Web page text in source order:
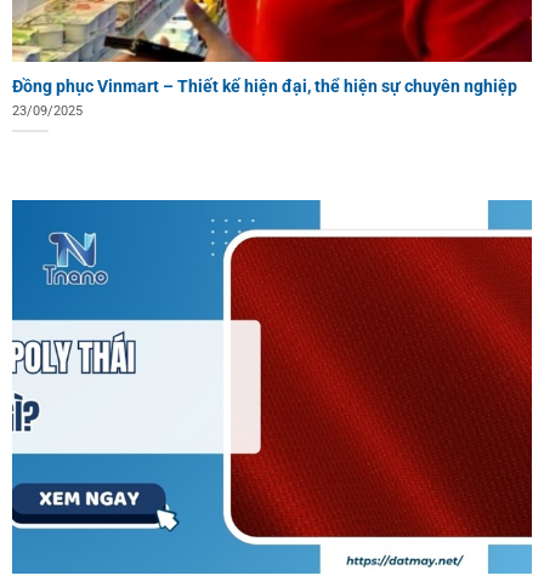
Đồng phục Vinmart – Thiết kế hiện đại, thể hiện sự chuyên nghiệp
23/09/2025